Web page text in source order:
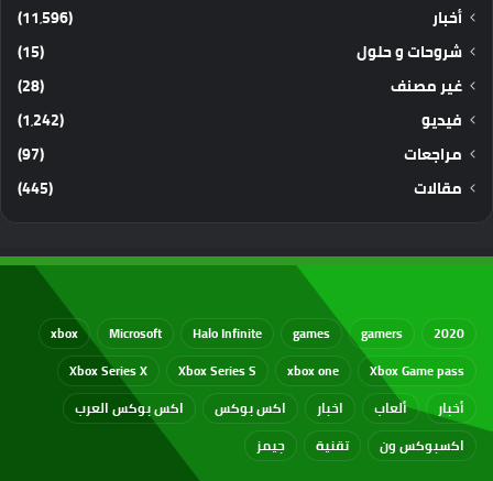
أخبار
(11٬596)
شروحات و حلول
(15)
غير مصنف
(28)
فيديو
(1٬242)
مراجعات
(97)
مقالات
(445)
2020
gamers
games
Halo Infinite
Microsoft
xbox
Xbox Game pass
xbox one
Xbox Series S
Xbox Series X
أخبار
ألعاب اخبار اكس بوكس
اكس بوكس العرب
اكسبوكس ون
تقنية جيمز